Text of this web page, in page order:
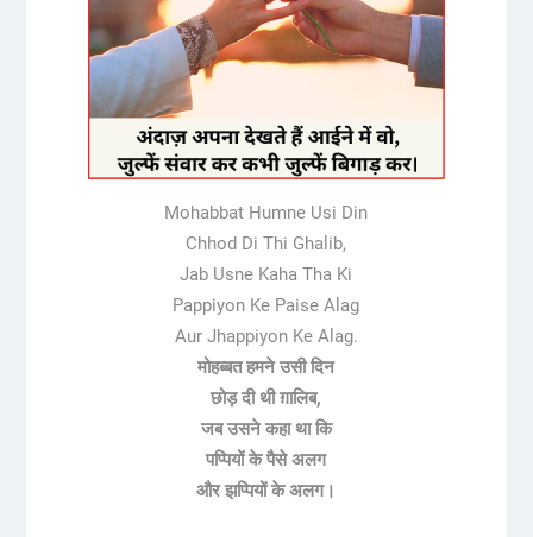
Mohabbat Humne Usi Din
Chhod Di Thi Ghalib,
Jab Usne Kaha Tha Ki
Pappiyon Ke Paise Alag
Aur Jhappiyon Ke Alag.
मोहब्बत हमने उसी दिन
छोड़ दी थी ग़ालिब,
जब उसने कहा था कि
पप्पियों के पैसे अलग
और झप्पियों के अलग।